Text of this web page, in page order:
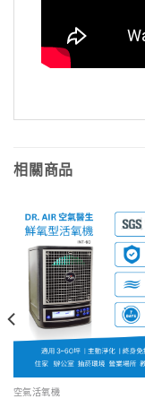
相關商品
空氣活氧機